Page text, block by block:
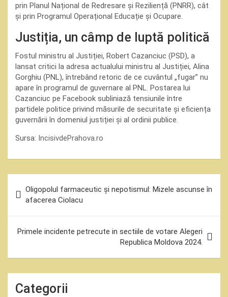
prin Planul Național de Redresare și Reziliență (PNRR), cât
și prin Programul Operațional Educație și Ocupare.
Justiția, un câmp de luptă politică
Fostul ministru al Justiției, Robert Cazanciuc (PSD), a
lansat critici la adresa actualului ministru al Justiției, Alina
Gorghiu (PNL), întrebând retoric de ce cuvântul „fugar” nu
apare în programul de guvernare al PNL. Postarea lui
Cazanciuc pe Facebook subliniază tensiunile între
partidele politice privind măsurile de securitate și eficiența
guvernării în domeniul justiției și al ordinii publice.
Sursa: IncisivdePrahova.ro
în
articole
Oligopolul farmaceutic și nepotismul: Mizele ascunse în
afacerea Ciolacu
Primele incidente petrecute in sectiile de votare Alegeri
Republica Moldova 2024.
Categorii